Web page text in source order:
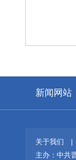
新闻网站
关于我们 |
主办：中共